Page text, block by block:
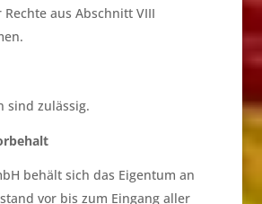
aus Abschnitt VIII
sind zulässig.
behält sich das Eigentum an
vor bis zum Eingang aller